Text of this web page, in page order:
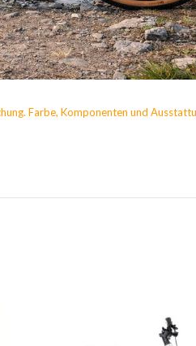
Farbe, Komponenten und